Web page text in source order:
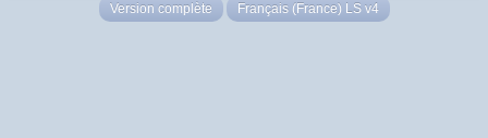
Version complète Français (France) LS v4